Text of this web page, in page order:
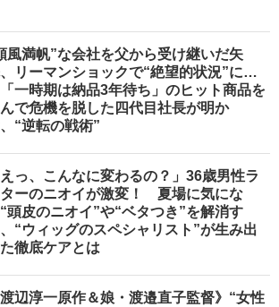
風満帆”な会社を父から受け継いだ矢
リーマンショックで“絶望的状況”に…
一時期は納品3年待ち」のヒット商品を
で危機を脱した四代目社長が明か
“逆転の戦術”
えっ、こんなに変わるの？」36歳男性ラ
ーのニオイが激変！ 夏場に気にな
頭皮のニオイ”や“ベタつき”を解消す
“ウィッグのスペシャリスト”が生み出
徹底ケアとは
渡辺淳一原作＆娘・渡邉直子監督》“女性